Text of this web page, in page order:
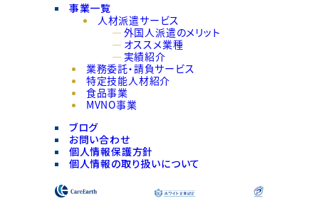
事業一覧
人材派遣サービス
外国人派遣のメリット
オススメ業種
実績紹介
業務委託・請負サービス
特定技能人材紹介
食品事業
MVNO事業
ブログ
お問い合わせ
個人情報保護方針
個人情報の取り扱いについて